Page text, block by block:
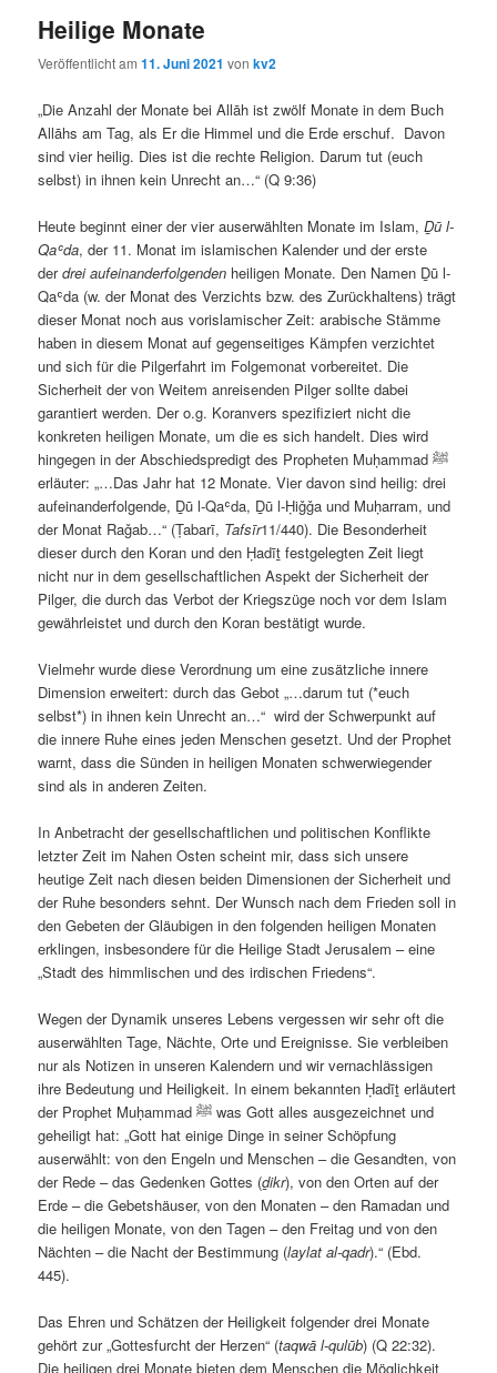
Heilige Monate
Veröffentlicht am11. Juni 2021 vonkv2
„Die Anzahl der Monate bei Allāh ist zwölf Monate in dem Buch
Allāhs am Tag, als Er die Himmel und die Erde erschuf. Davon
sind vier heilig. Dies ist die rechte Religion. Darum tut (euch
selbst) in ihnen kein Unrecht an…“ (Q 9:36)
Heute beginnt einer der vier auserwählten Monate im Islam,Ḏū l-
Qaʿda, der 11. Monat im islamischen Kalender und der erste
derdrei aufeinanderfolgenden heiligen Monate. Den Namen Ḏū l-
Qaʿda (w. der Monat des Verzichts bzw. des Zurückhaltens) trägt
dieser Monat noch aus vorislamischer Zeit: arabische Stämme
haben in diesem Monat auf gegenseitiges Kämpfen verzichtet
und sich für die Pilgerfahrt im Folgemonat vorbereitet. Die
Sicherheit der von Weitem anreisenden Pilger sollte dabei
garantiert werden. Der o.g. Koranvers spezifiziert nicht die
konkreten heiligen Monate, um die es sich handelt. Dies wird
hingegen in der Abschiedspredigt des Propheten Muḥammad ﷺ
erläuter: „…Das Jahr hat 12 Monate. Vier davon sind heilig: drei
aufeinanderfolgende, Ḏū l-Qaʿda, Ḏū l-Ḥiǧǧa und Muḥarram, und
der Monat Raǧab…“ (Ṭabarī, Tafsīr11/440). Die Besonderheit
dieser durch den Koran und den Ḥadīṯ festgelegten Zeit liegt
nicht nur in dem gesellschaftlichen Aspekt der Sicherheit der
Pilger, die durch das Verbot der Kriegszüge noch vor dem Islam
gewährleistet und durch den Koran bestätigt wurde.
Vielmehr wurde diese Verordnung um eine zusätzliche innere
Dimension erweitert: durch das Gebot „…darum tut (*euch
selbst*) in ihnen kein Unrecht an…“ wird der Schwerpunkt auf
die innere Ruhe eines jeden Menschen gesetzt. Und der Prophet
warnt, dass die Sünden in heiligen Monaten schwerwiegender
sind als in anderen Zeiten.
In Anbetracht der gesellschaftlichen und politischen Konflikte
letzter Zeit im Nahen Osten scheint mir, dass sich unsere
heutige Zeit nach diesen beiden Dimensionen der Sicherheit und
der Ruhe besonders sehnt. Der Wunsch nach dem Frieden soll in
den Gebeten der Gläubigen in den folgenden heiligen Monaten
erklingen, insbesondere für die Heilige Stadt Jerusalem – eine
„Stadt des himmlischen und des irdischen Friedens“.
Wegen der Dynamik unseres Lebens vergessen wir sehr oft die
auserwählten Tage, Nächte, Orte und Ereignisse. Sie verbleiben
nur als Notizen in unseren Kalendern und wir vernachlässigen
ihre Bedeutung und Heiligkeit. In einem bekannten Ḥadīṯ erläutert
der Prophet Muḥammad ﷺ was Gott alles ausgezeichnet und
geheiligt hat: „Gott hat einige Dinge in seiner Schöpfung
auserwählt: von den Engeln und Menschen – die Gesandten, von
der Rede – das Gedenken Gottes (ḏikr), von den Orten auf der
Erde – die Gebetshäuser, von den Monaten – den Ramadan und
die heiligen Monate, von den Tagen – den Freitag und von den
Nächten – die Nacht der Bestimmung (laylat al-qadr).“ (Ebd.
445).
Das Ehren und Schätzen der Heiligkeit folgender drei Monate
gehört zur „Gottesfurcht der Herzen“ (taqwā l-qulūb) (Q 22:32).
Die heiligen drei Monate bieten dem Menschen die Möglichkeit